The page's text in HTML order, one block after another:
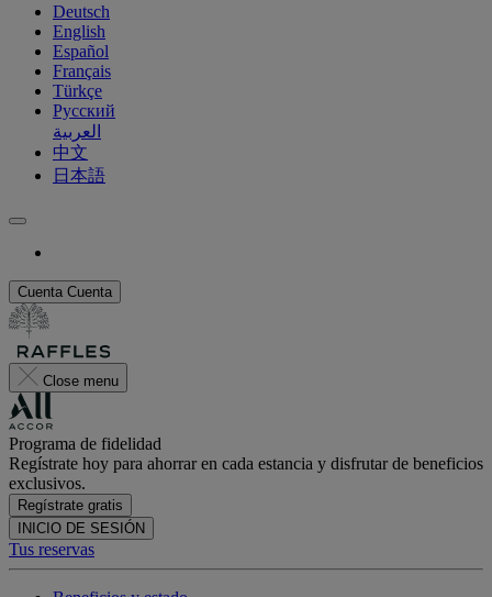
Deutsch
English
Español
Français
Türkçe
Русский
العربية
中文
日本語
Cuenta Cuenta
Close menu
Programa de fidelidad
Regístrate hoy para ahorrar en cada estancia y disfrutar de beneficios
exclusivos.
Regístrate gratis
INICIO DE SESIÓN
Tus reservas